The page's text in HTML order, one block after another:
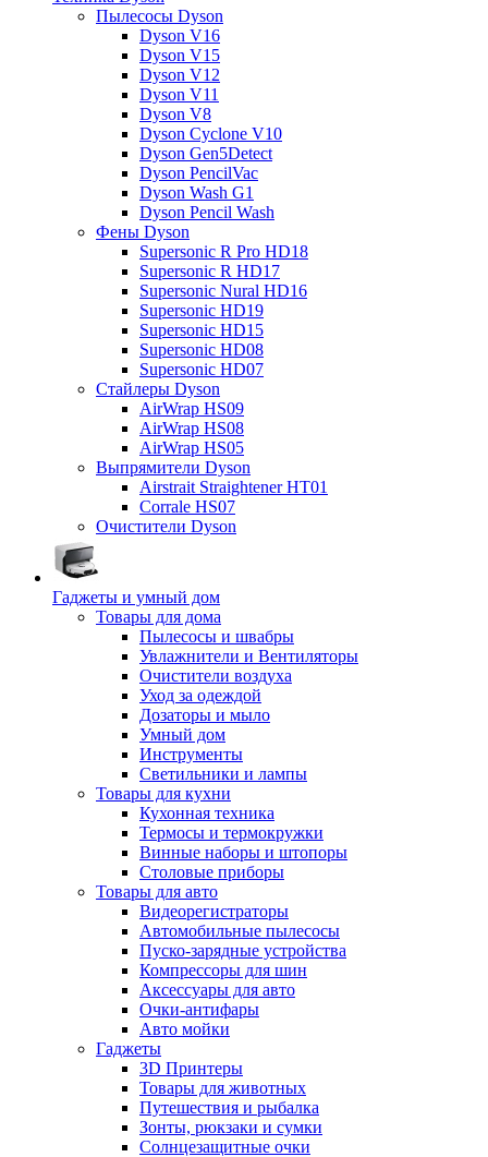
Пылесосы Dyson
Dyson V16
Dyson V15
Dyson V12
Dyson V11
Dyson V8
Dyson Cyclone V10
Dyson Gen5Detect
Dyson PencilVac
Dyson Wash G1
Dyson Pencil Wash
Фены Dyson
Supersonic R Pro HD18
Supersonic R HD17
Supersonic Nural HD16
Supersonic HD19
Supersonic HD15
Supersonic HD08
Supersonic HD07
Стайлеры Dyson
AirWrap HS09
AirWrap HS08
AirWrap HS05
Выпрямители Dyson
Airstrait Straightener HT01
Corrale HS07
Очистители Dyson
Гаджеты и умный дом
Товары для дома
Пылесосы и швабры
Увлажнители и Вентиляторы
Очистители воздуха
Уход за одеждой
Дозаторы и мыло
Умный дом
Инструменты
Светильники и лампы
Товары для кухни
Кухонная техника
Термосы и термокружки
Винные наборы и штопоры
Столовые приборы
Товары для авто
Видеорегистраторы
Автомобильные пылесосы
Пуско-зарядные устройства
Компрессоры для шин
Аксессуары для авто
Очки-антифары
Авто мойки
Гаджеты
3D Принтеры
Товары для животных
Путешествия и рыбалка
Зонты, рюкзаки и сумки
Солнцезащитные очки